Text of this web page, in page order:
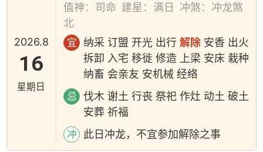
2026.8
16
星期日
值神：司命 建星：满日
冲煞：冲龙煞
北
宜 纳采 订盟 开光 出行解除 安香 出火
拆卸 入宅 移徙 修造 上梁 安床 栽种
纳畜 会亲友 安机械 经络
忌
伐木 谢土 行丧 祭祀 作灶 动土 破土
安葬 祈福
冲 此日冲龙，不宜参加解除之事